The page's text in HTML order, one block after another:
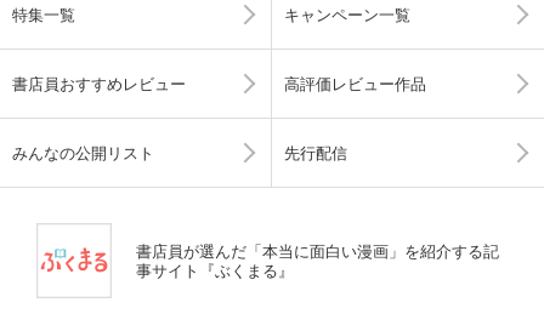
特集一覧 キャンペーン一覧
書店員おすすめレビュー 高評価レビュー作品
みんなの公開リスト 先行配信
書店員が選んだ「本当に面白い漫画」を紹介する記
事サイト『ぶくまる』